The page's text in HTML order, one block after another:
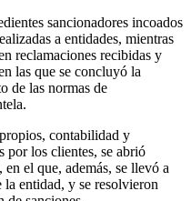
sancionadores incoados
a entidades, mientras
reclamaciones recibidas y
las que se concluyó la
de las normas de
contabilidad y
por los clientes, se abrió
el que, además, se llevó a
entidad, y se resolvieron